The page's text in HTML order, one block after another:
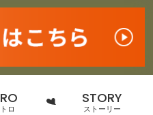
ロ
STORY
ストーリー